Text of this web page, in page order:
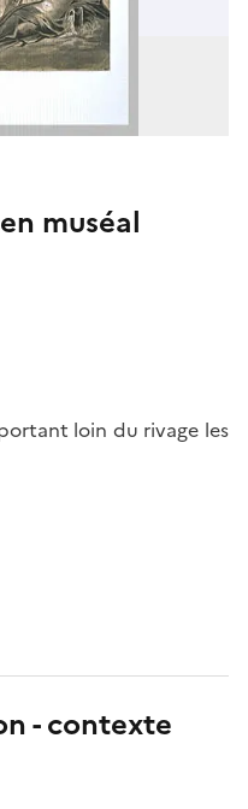
muséal
loin du rivage les
- contexte